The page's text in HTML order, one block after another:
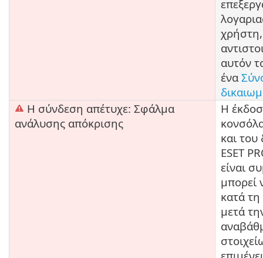
αυτόν
ένα
Η σύνδεση απέτυχε: Σφάλμα
ανάλυσης απόκρισης
Η
και του
ESET
είναι
μπορεί
κατά τη
μετά